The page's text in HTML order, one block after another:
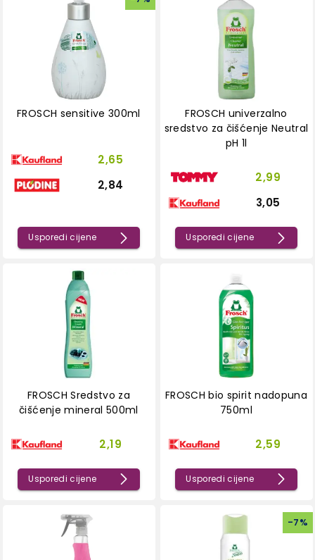
FROSCH sensitive 300ml
2,65
2,84
Usporedi cijene
FROSCH univerzalno
sredstvo za čišćenje Neutral
pH 1l
2,99
3,05
Usporedi cijene
FROSCH Sredstvo za
čišćenje mineral 500ml
2,19
Usporedi cijene
FROSCH bio spirit nadopuna
750ml
2,59
Usporedi cijene
-7%